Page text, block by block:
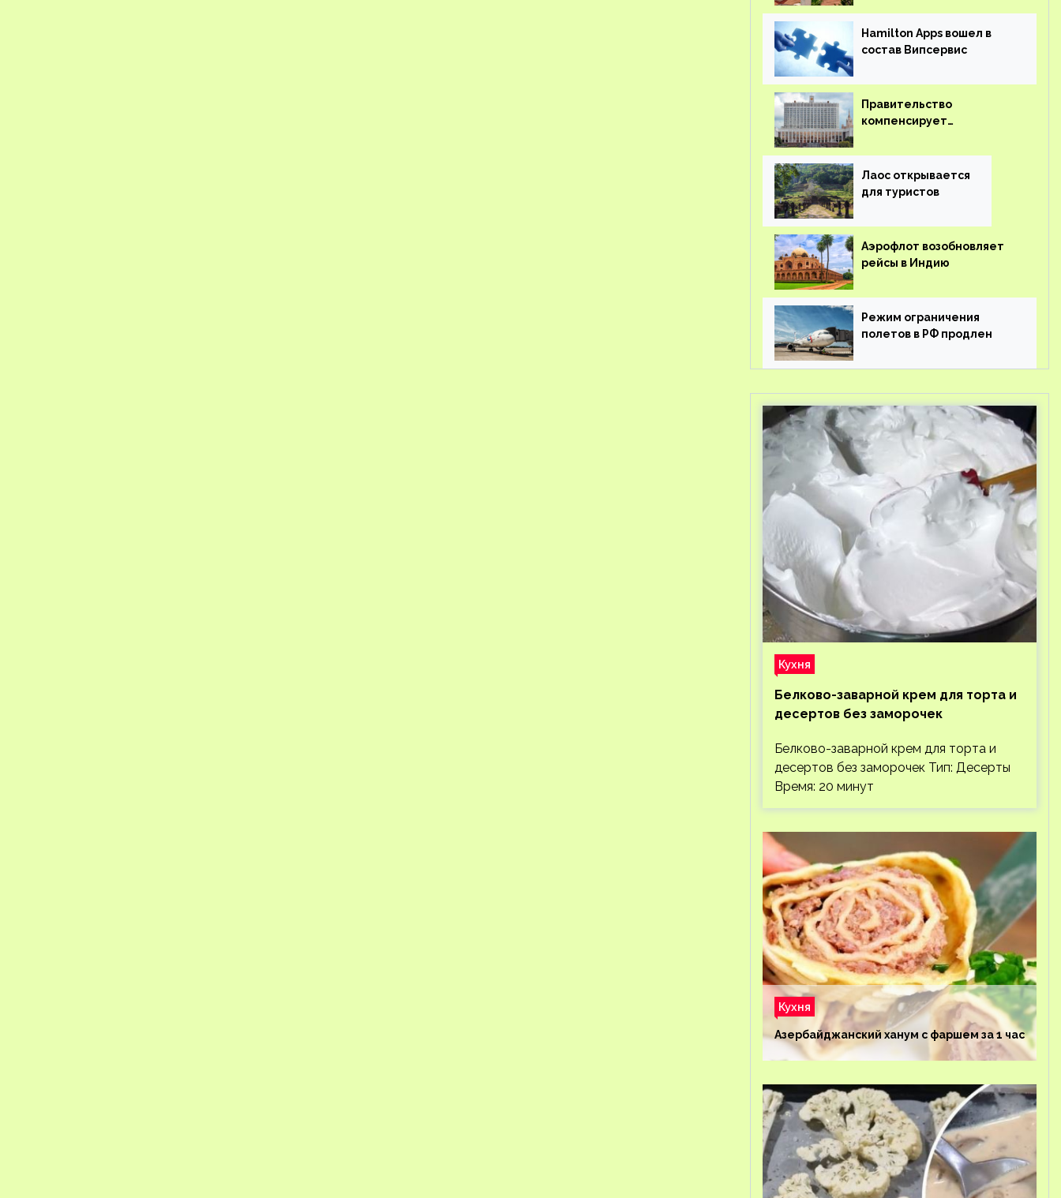
Hamilton Apps вошел в
состав Випсервис
Правительство
компенсирует
на вывоз россиян из-за
рубежа
Лаос открывается
для туристов
Аэрофлот возобновляет
рейсы в Индию
Режим ограничения
полетов в РФ продлен
Кухня
Белково-заварной крем для торта и
десертов без заморочек
Белково-заварной крем для торта и
десертов без заморочек Тип: Десерты
Время: 20 минут
Кухня
Азербайджанский ханум с фаршем за 1 час